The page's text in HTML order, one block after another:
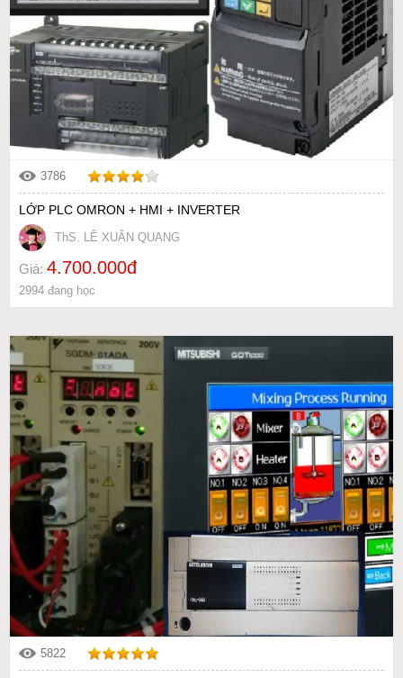
3786
LỚP PLC OMRON + HMI + INVERTER
ThS. LÊ XUÂN QUANG
Giá: 4.700.000đ
2994 đang học
5822